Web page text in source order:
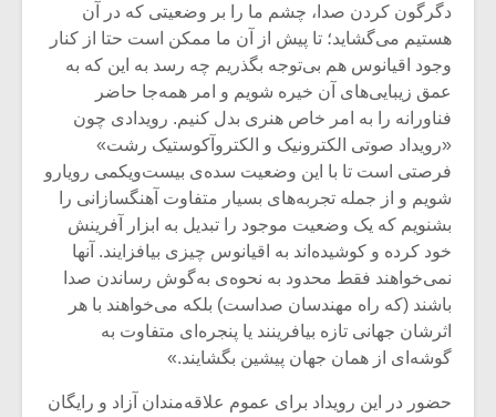
دگرگون کردن صدا، چشم ما را بر وضعیتی که در آن
هستیم می‌گشاید؛ تا پیش از آن ما ممکن است حتا از کنار
وجود اقیانوس هم بی‌توجه بگذریم چه رسد به این که به
عمق زیبایی‌های آن خیره شویم و امر همه‌جا حاضر
فناورانه را به امر خاص هنری بدل کنیم. رویدادی چون
«رویداد صوتی الکترونیک و الکتروآکوستیک رشت»
فرصتی است تا با این وضعیت سده‌ی بیست‌ویکمی رویارو
شویم و از جمله تجربه‌های بسیار متفاوت آهنگسازانی را
بشنویم که یک وضعیت موجود را تبدیل به ابزار آفرینش
خود کرده و کوشیده‌اند به اقیانوس چیزی بیافزایند. آنها
نمی‌خواهند فقط محدود به نحوه‌ی به‌گوش رساندن صدا
باشند (که راه مهندسان صداست) بلکه می‌خواهند با هر
اثرشان جهانی تازه بیافرینند یا پنجره‌ای متفاوت به
گوشه‌ای از همان جهان پیشین بگشایند.»
حضور در این رویداد برای عموم علاقه‌مندان آزاد و رایگان